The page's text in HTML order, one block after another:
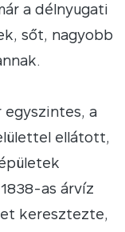
a délnyugati
sőt, nagyobb
a
ellátott,
as árvíz
keresztezte,